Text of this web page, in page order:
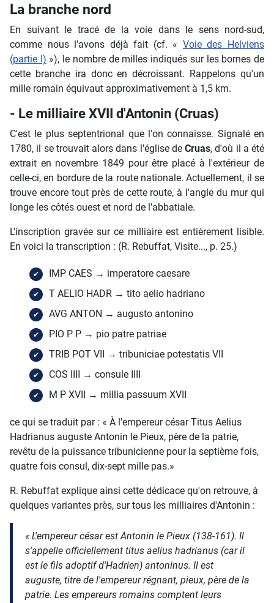
La branche nord
En suivant le tracé de la voie dans le sens nord-sud,
comme nous l'avons déjà fait (cf. « Voie des Helviens
(partie I) »), le nombre de milles indiqués sur les bornes de
cette branche ira donc en décroissant. Rappelons qu'un
mille romain équivaut approximativement à 1,5 km.
- Le milliaire XVII d'Antonin (Cruas)
C'est le plus septentrional que l'on connaisse. Signalé en
1780, il se trouvait alors dans l'église de Cruas, d'où il a été
extrait en novembre 1849 pour être placé à l'extérieur de
celle-ci, en bordure de la route nationale. Actuellement, il se
trouve encore tout près de cette route, à l'angle du mur qui
longe les côtés ouest et nord de l'abbatiale.
L'inscription gravée sur ce milliaire est entièrement lisible.
En voici la transcription : (R. Rebuffat, Visite..., p. 25.)
IMP CAES → imperatore caesare
T AELIO HADR → tito aelio hadriano
AVG ANTON → augusto antonino
PIO P P → pio patre patriae
TRIB POT VII → tribuniciae potestatis VII
COS IIII → consule IIII
M P XVII → millia passuum XVII
ce qui se traduit par : « À l'empereur césar Titus Aelius
Hadrianus auguste Antonin le Pieux, père de la patrie,
revêtu de la puissance tribunicienne pour la septième fois,
quatre fois consul, dix-sept mille pas.»
R. Rebuffat explique ainsi cette dédicace qu'on retrouve, à
quelques variantes près, sur tous les milliaires d'Antonin :
« L'empereur césar est Antonin le Pieux (138-161). Il
s'appelle officiellement titus aelius hadrianus (car il
est le fils adoptif d'Hadrien) antoninus. Il est
auguste, titre de l'empereur régnant, pieux, père de la
patrie. Les empereurs romains comptent leurs